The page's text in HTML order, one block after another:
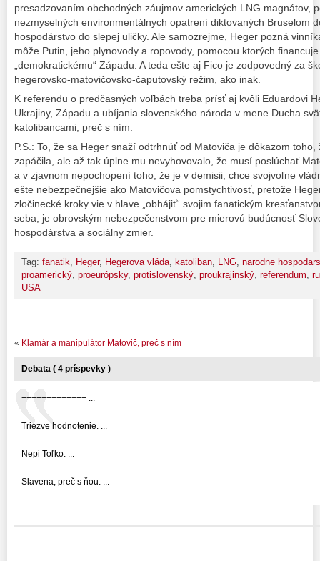
presadzovaním obchodných záujmov amerických LNG magnátov,
nezmyselných environmentálnych opatrení diktovaných Bruselom
hospodárstvo do slepej uličky. Ale samozrejme, Heger pozná
môže Putin, jeho plynovody a ropovody, pomocou ktorých
„demokratickému“ Západu. A teda ešte aj Fico je zodpovedný za
hegerovsko-matovičovsko-čaputovský režim, ako inak.
K referendu o predčasných voľbách treba prísť aj kvôli Eduardovi
Ukrajiny, Západu a ubíjania slovenského národa v mene Ducha
katolibancami, preč s ním.
P.S.: To, že sa Heger snaží odtrhnúť od Matoviča je dôkazom
zapáčila, ale až tak úplne mu nevyhovovalo, že musí poslúchať
a v zjavnom nepochopení toho, že je v demisii, chce svojvoľne
ešte nebezpečnejšie ako Matovičova pomstychtivosť, pretože
zločinecké kroky vie v hlave „obhájiť“ svojim fanatickým
seba, je obrovským nebezpečenstvom pre mierovú budúcnosť
hospodárstva a sociálny zmier.
Tag: fanatik, Heger, Hegerova vláda, katoliban, LNG, narodne
proamerický, proeurópsky, protislovenský, proukrajinský, referendum,
USA
« Klamár a manipulátor Matovič, preč s ním
Debata ( 4 príspevky )
+++++++++++++ ...
Triezve hodnotenie. ...
Nepi Toľko. ...
Slavena, preč s ňou. ...